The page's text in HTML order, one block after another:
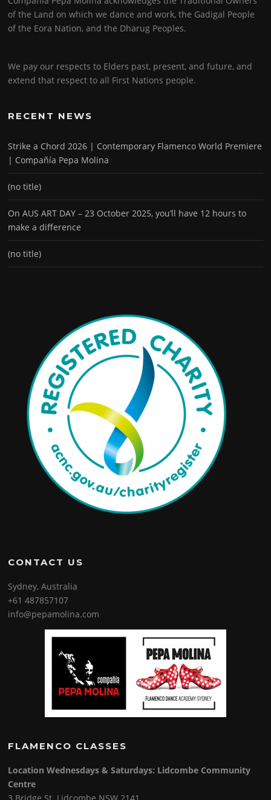
of the Land on which we dance and work, the Gadigal People
of the Eora Nation, and the Dharug Peoples.
We pay our respects to Elders past, present, and future, and
extend that respect to all First Nations people.
RECENT NEWS
Strike a Chord 2026 | Contemporary Flamenco World Premiere
| Compañía Pepa Molina
(no title)
On AUS ART DAY – 23 October 2025, you’ll have 12 hours to
make a difference
(no title)
CONTACT US
Sydney, Australia
+61 487857107
info@pepamolina.com
FLAMENCO CLASSES
Location Wednesdays & Saturdays: Lidcombe Community
Centre
3 Bridge St. Lidcombe NSW 2141